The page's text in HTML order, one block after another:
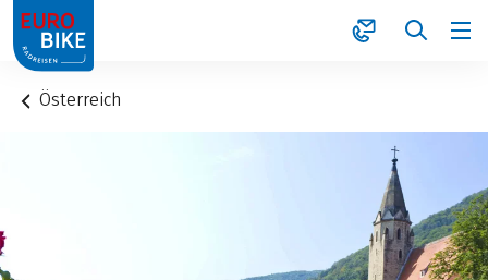
1
Österreich